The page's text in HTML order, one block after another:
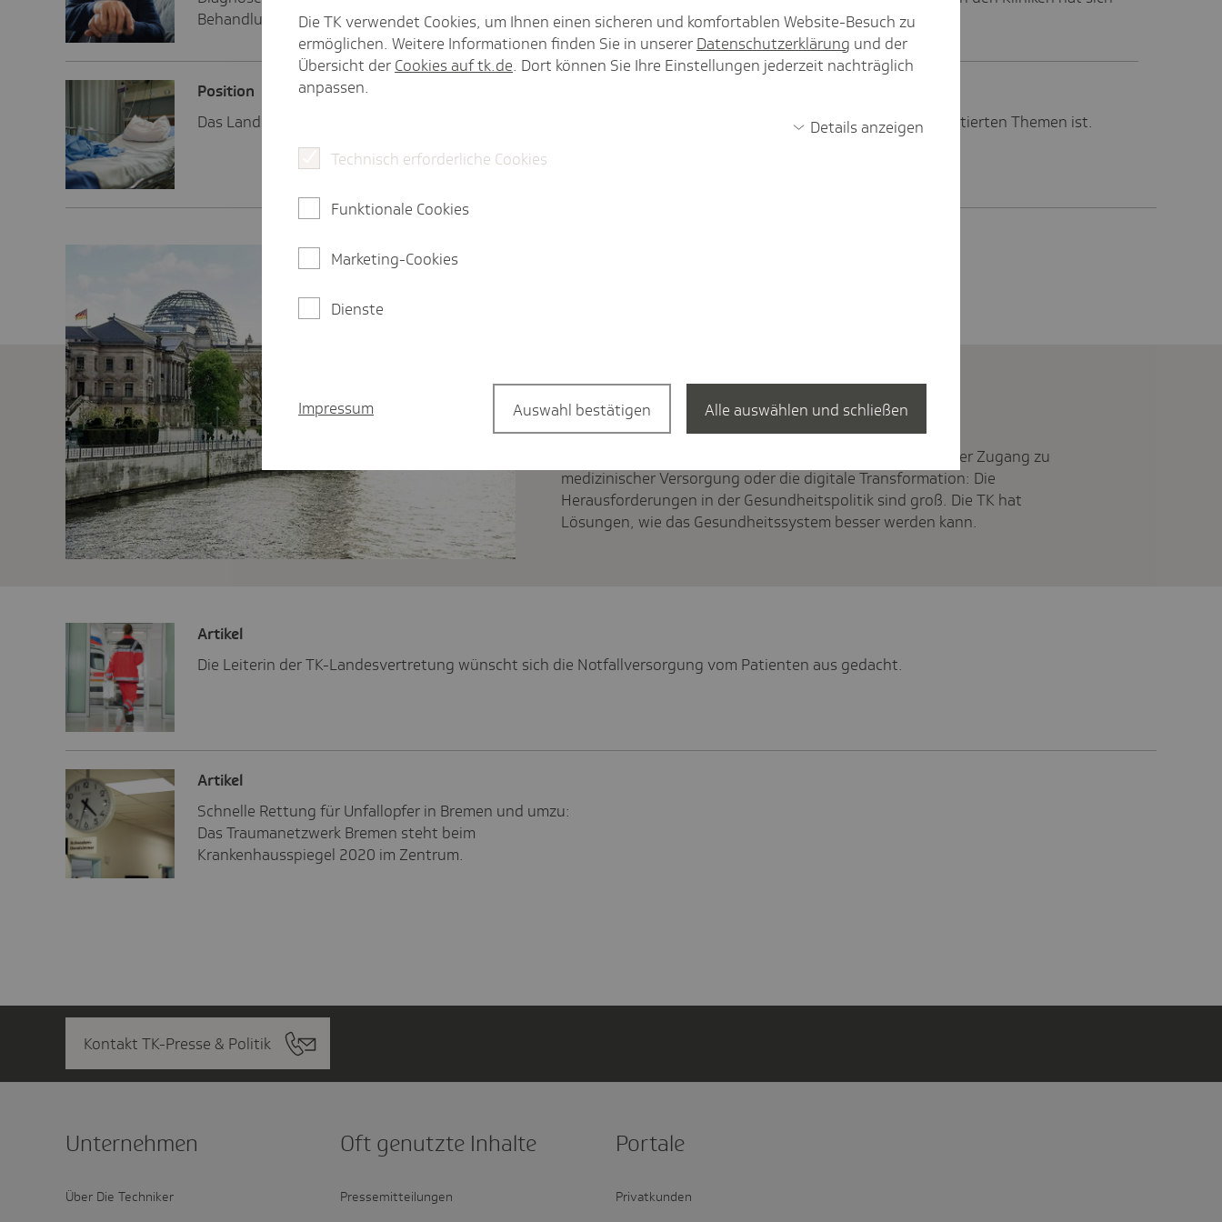
Behandlungsansätze es gibt.
ausgezahlt hat.
Posi­tion
Das Land Bremen hat eine hochwertige Krankenhausversorgung, deren Zukunft dennoch eines der meist diskutierten Themen ist.
Die Forde­rungen der TK
Ob Finanzierung der Gesetzlichen Krankenversicherung, der Zugang zu
medizinischer Versorgung oder die digitale Transformation: Die
Herausforderungen in der Gesundheitspolitik sind groß. Die TK hat
Lösungen, wie das Gesundheitssystem besser werden kann.
Artikel
Die Leiterin der TK-Landesvertretung wünscht sich die Notfallversorgung vom Patienten aus gedacht.
Artikel
Schnelle Rettung für Unfallopfer in Bremen und umzu:
Das Traumanetzwerk Bremen steht beim
Krankenhausspiegel 2020 im Zentrum.
Kontakt TK-Presse & Politik
Unter­nehmen
Über Die Techniker
Oft genutzte Inhalte
Pressemitteilungen
Portale
Privatkunden
Die TK verwendet Cookies, um Ihnen einen sicheren und komfortablen Website-Besuch zu
ermöglichen. Weitere Informationen finden Sie in unserer Datenschutzerklärung und der
Übersicht der Cookies auf tk.de. Dort können Sie Ihre Einstellungen jederzeit nachträglich
anpassen.
Details anzeigen
Technisch erforderliche Cookies
Funktionale Cookies
Marketing-Cookies
Dienste
Impressum Auswahl bestätigen Alle auswählen und schließen